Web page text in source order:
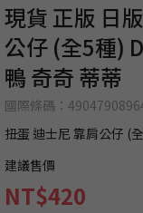
現貨 正版 日
公仔 (全5種)
鴨 奇奇 蒂蒂
國際條碼：
扭蛋 迪士尼 靠肩公仔 (
建議售價
NT$420